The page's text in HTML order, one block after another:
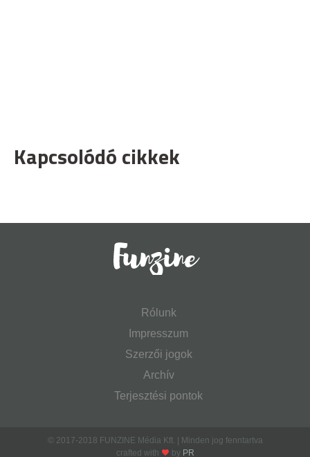
Kapcsolódó cikkek
Rólunk
Impresszum
Szerzői jogok
Archív
Terjesztési pontok
© 2017-2018 FUNZINE Média Kft. | Minden jog fenntartva
crafted with
by PR